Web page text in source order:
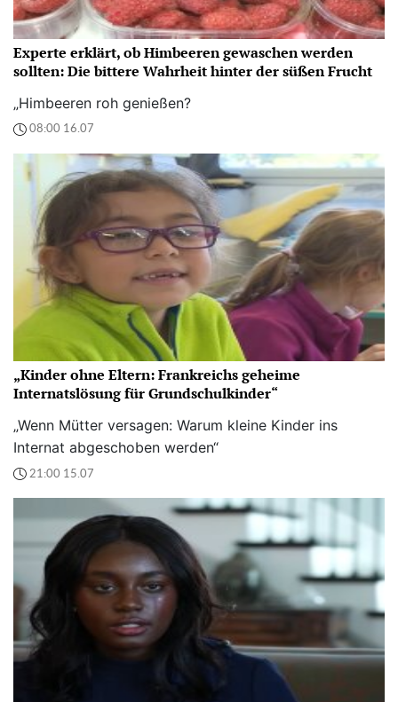
Experte erklärt, ob Himbeeren gewaschen werden
sollten: Die bittere Wahrheit hinter der süßen Frucht
„Himbeeren roh genießen?
08:00 16.07
„Kinder ohne Eltern: Frankreichs geheime
Internatslösung für Grundschulkinder“
„Wenn Mütter versagen: Warum kleine Kinder ins
Internat abgeschoben werden“
21:00 15.07